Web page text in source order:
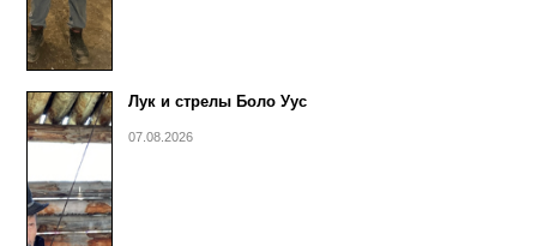
Лук и стрелы Боло Уус
07.08.2026